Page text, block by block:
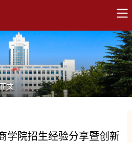
文
学院招生经验分享暨创新